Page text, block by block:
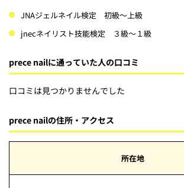
JNAジェルネイル検定 初級～上級
jnecネイリスト技能検定 ３級～１級
prece nailに通っていた人の口コミ
口コミは見つかりませんでした
prece nailの住所・アクセス
所在地